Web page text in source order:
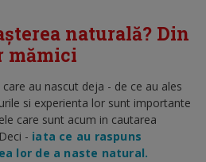
naturală? Din
mămici
au nascut deja - de ce au ales
si experienta lor sunt importante
care sunt acum in cautarea
- iata ce au raspuns
lor de a naste natural.